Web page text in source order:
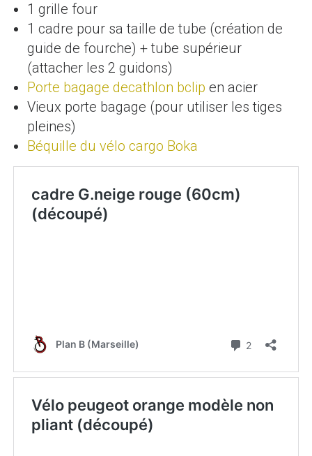
1 grille four
1 cadre pour sa taille de tube (création de
guide de fourche) + tube supérieur
(attacher les 2 guidons)
Porte bagage decathlon bclip en acier
Vieux porte bagage (pour utiliser les tiges
pleines)
Béquille du vélo cargo Boka